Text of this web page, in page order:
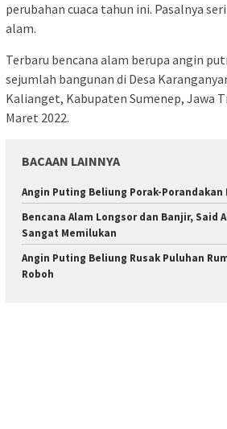
perubahan cuaca tahun ini. Pasalnya
alam.
Terbaru bencana alam berupa angin
sejumlah bangunan di Desa
Kalianget, Kabupaten Sumenep, Jawa
Maret 2022.
BACAAN LAINNYA
Angin Puting Beliung Porak-Porandakan
Bencana Alam Longsor dan Banjir, Said
Sangat Memilukan
Angin Puting Beliung Rusak Puluhan
Roboh